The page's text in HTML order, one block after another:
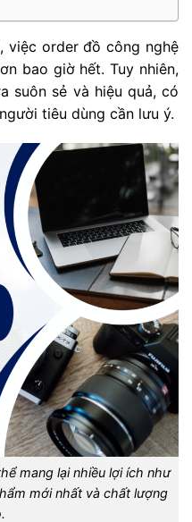
việc order đồ công nghệ
bao giờ hết. Tuy nhiên,
suôn sẻ và hiệu quả, có
tiêu dùng cần lưu ý.
mang lại nhiều lợi ích như
mới nhất và chất lượng